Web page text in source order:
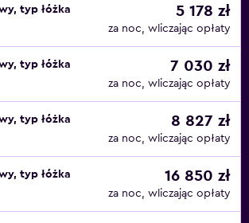
dania kuchni francuskiej. W restauracji
są dania kuchni arabskiej, a restauracja
szeroki wybór świeżych owoców
znajduje się kilka restauracji, w tym
Bar, Beachcombers i Sahn Eddar.
znajduje się park wodny Wild Wadi. Bar
jest w odległości krótkiego spaceru
doskonałą bazę wypadową do
nocnych w Dubaju.
typ łóżka
5 178 zł
za noc, wliczając opłaty
typ łóżka
7 030 zł
za noc, wliczając opłaty
typ łóżka
8 827 zł
za noc, wliczając opłaty
typ łóżka
16 850 zł
za noc, wliczając opłaty